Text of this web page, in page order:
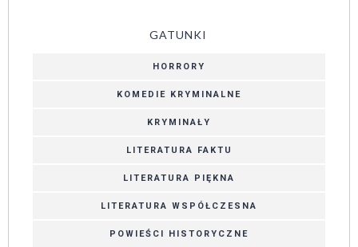
GATUNKI
HORRORY
KOMEDIE KRYMINALNE
KRYMINAŁY
LITERATURA FAKTU
LITERATURA PIĘKNA
LITERATURA WSPÓŁCZESNA
POWIEŚCI HISTORYCZNE